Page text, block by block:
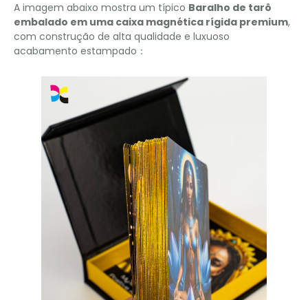
A imagem abaixo mostra um típico Baralho de tarô
embalado em uma caixa magnética rígida premium,
com construção de alta qualidade e luxuoso
acabamento estampado：